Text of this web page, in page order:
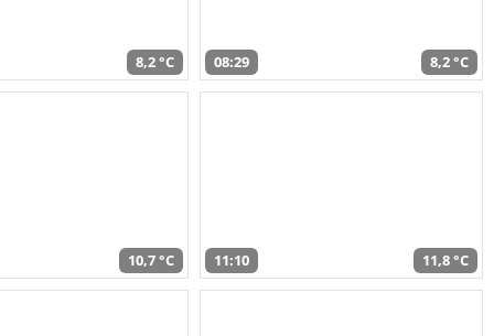
8,2 °C 08:29 8,2 °C
10,7 °C 11:10 11,8 °C